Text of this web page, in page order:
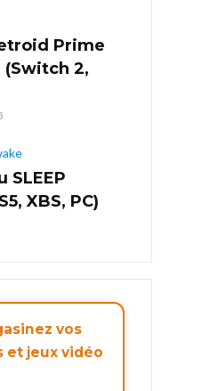
Prime
2,
SLEEP
XBS, PC)
vos
et jeux vidéo